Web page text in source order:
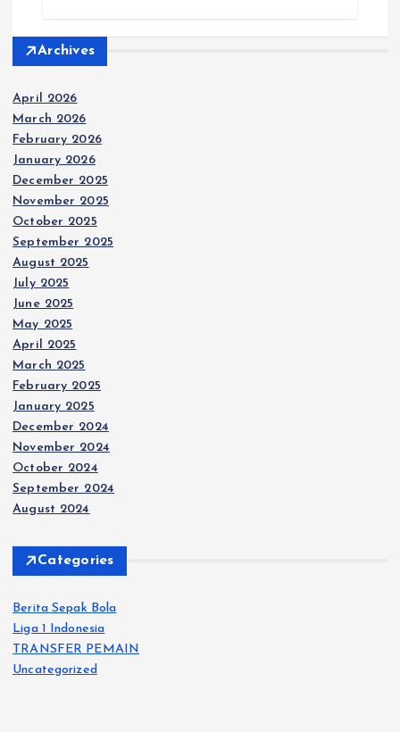
Archives
April 2026
March 2026
February 2026
January 2026
December 2025
November 2025
October 2025
September 2025
August 2025
July 2025
June 2025
May 2025
April 2025
March 2025
February 2025
January 2025
December 2024
November 2024
October 2024
September 2024
August 2024
Categories
Berita Sepak Bola
Liga 1 Indonesia
TRANSFER PEMAIN
Uncategorized